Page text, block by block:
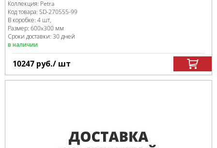
Коллекция: Petra
Код товара: SD-270555-99
В коробке: 4 шт,
Размер: 600x300 мм
Сроки доставки: 30 дней
в наличии
10247 руб./ шт